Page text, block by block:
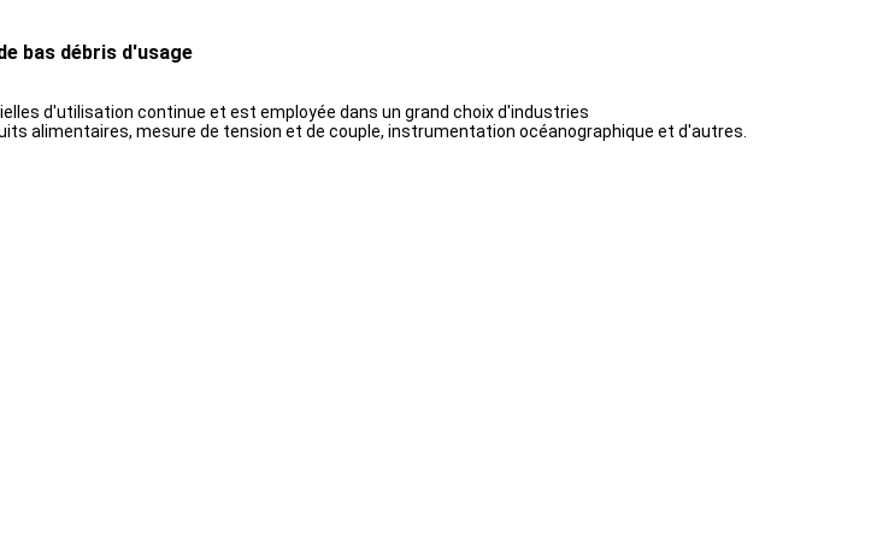
bas débris d'usage
d'utilisation continue et est employée dans un grand choix d'industries
alimentaires, mesure de tension et de couple, instrumentation océanographique et d'autres.